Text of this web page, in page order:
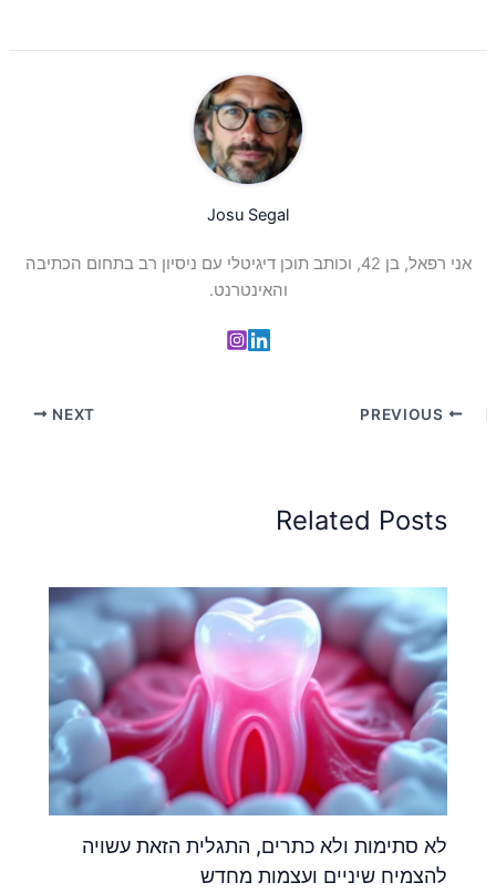
Josu Segal
אני רפאל, בן 42, וכותב תוכן דיגיטלי עם ניסיון רב בתחום הכתיבה
והאינטרנט.
NEXT
Related Posts
לא סתימות ולא כתרים, התגלית הזאת עשויה
להצמיח שיניים ועצמות מחדש